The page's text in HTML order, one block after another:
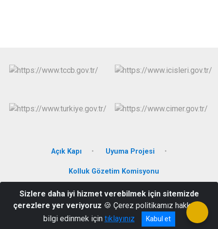
Açık Kapı Uyuma Projesi
Kolluk Gözetim Komisyonu
Devrim Mahallesi, Hınıs Cd. No:32, 47300 Nusaybin/Mardin
0 482 415 10 25
Sizlere daha iyi hizmet verebilmek için sitemizde
çerezlere yer veriyoruz 🍪 Çerez politikamız hakkında
bilgi edinmek için tıklayınız Kabul et